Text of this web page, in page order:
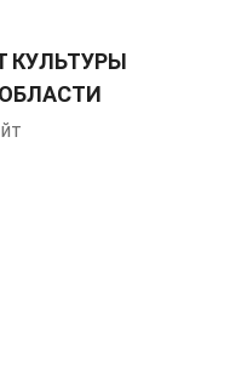
КУЛЬТУРЫ